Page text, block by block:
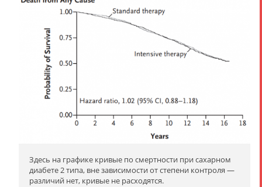
Здесь на графике кривые по смертности при сахарном
диабете 2 типа, вне зависимости от степени контроля —
различий нет, кривые не расходятся.